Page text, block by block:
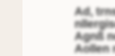
Ad,
Agnß
Aollen